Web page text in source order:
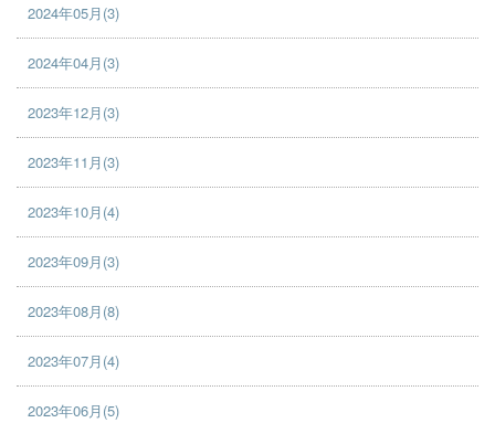
2024年05月(3)
2024年04月(3)
2023年12月(3)
2023年11月(3)
2023年10月(4)
2023年09月(3)
2023年08月(8)
2023年07月(4)
2023年06月(5)